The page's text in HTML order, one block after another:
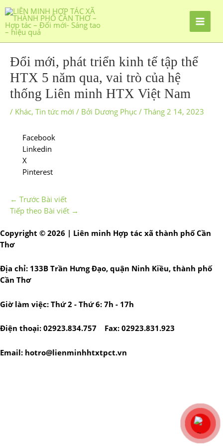
Đổi mới, phát triển kinh tế tập thể
HTX 5 năm qua, vai trò của hệ
thống Liên minh HTX Việt Nam
/ Khác, Tin tức mới / Bởi Dương Phục / Tháng 2 14, 2023
Facebook
Linkedin
X
Pinterest
← Trước Bài viết
Tiếp theo Bài viết →
Copyright © 2026 | Liên minh Hợp tác xã thành phố Cần
Thơ
Địa chỉ: 133B Trần Hưng Đạo, quận Ninh Kiều, thành phố
Cần Thơ
Giờ làm việc: Thứ 2 - Thứ 6: 7h - 17h
Điện thoại: 02923.834.757 Fax: 02923.831.923
Email: hotro@lienminhhtxtpct.vn